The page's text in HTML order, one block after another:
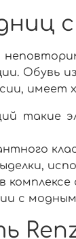
Обувь из
имеет
такие
с